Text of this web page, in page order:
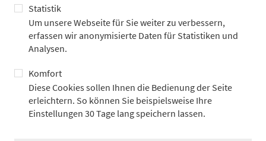
Statistik
Um unsere Webseite für Sie weiter zu verbessern,
erfassen wir anonymisierte Daten für Statistiken und
Analysen.
Komfort
Diese Cookies sollen Ihnen die Bedienung der Seite
erleichtern. So können Sie beispielsweise Ihre
Einstellungen 30 Tage lang speichern lassen.
Head of Wholesale, Product Development & Strategy
+49 69 2104-1535
E-Mail senden